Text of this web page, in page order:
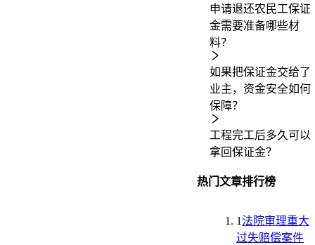
申请退还农民工保证
金需要准备哪些材
料？
如果把保证金交给了
业主，资金安全如何
保障？
工程完工后多久可以
拿回保证金？
热门文章排行榜
1法院审理重大
过失赔偿案件